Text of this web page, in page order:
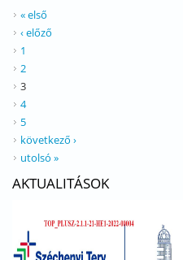
« első
‹ előző
1
2
3
4
5
következő ›
utolsó »
AKTUALITÁSOK